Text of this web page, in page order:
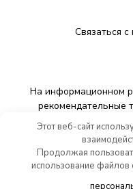
Связаться с
На информационном
рекомендательные
технологии
систематизации и
предпочтениям
находящихся на
Этот веб-сайт
Продолжая
использование файлов